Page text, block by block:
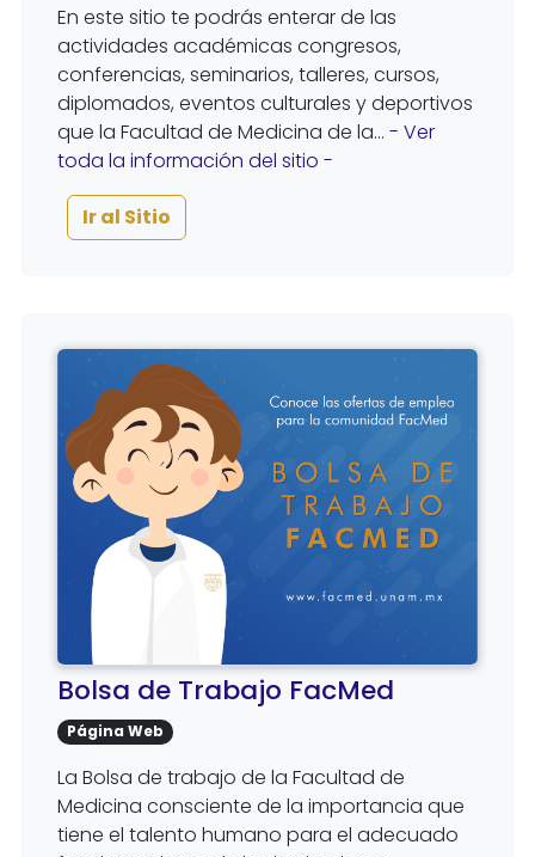
En este sitio te podrás enterar de las
actividades académicas congresos,
conferencias, seminarios, talleres, cursos,
diplomados, eventos culturales y deportivos
que la Facultad de Medicina de la... - Ver
toda la información del sitio -
Ir al Sitio
Bolsa de Trabajo FacMed
Página Web
La Bolsa de trabajo de la Facultad de
Medicina consciente de la importancia que
tiene el talento humano para el adecuado